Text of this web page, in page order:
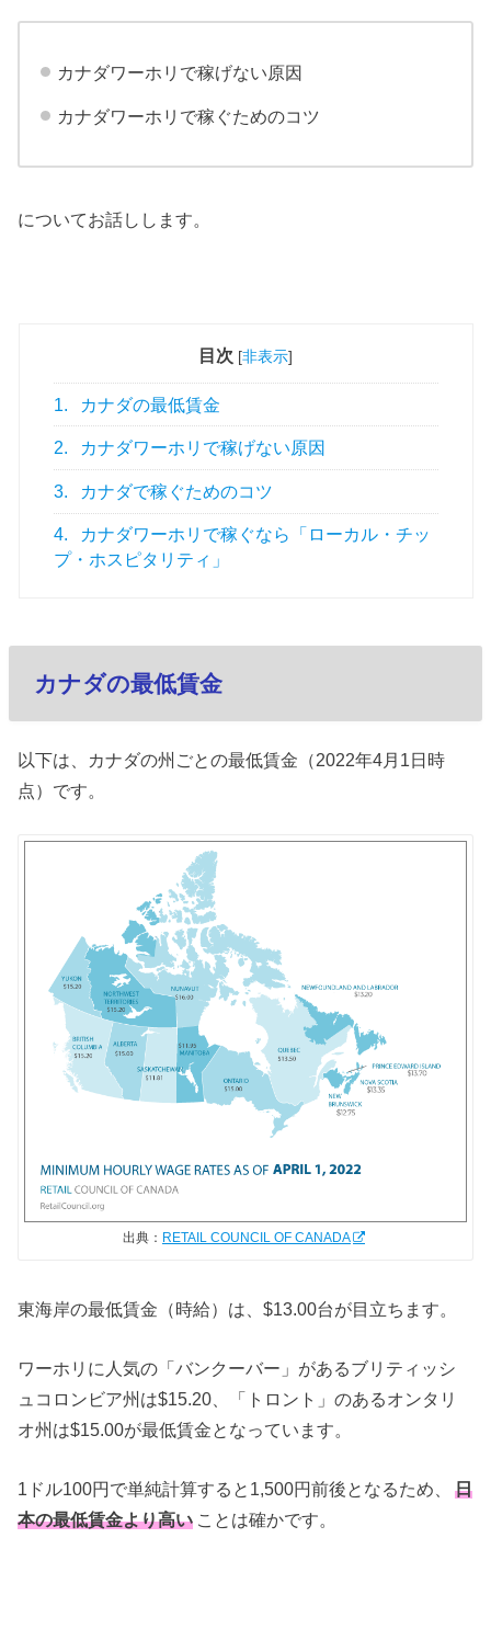
カナダワーホリで稼げない原因
カナダワーホリで稼ぐためのコツ
についてお話しします。
目次 [非表示]
1. カナダの最低賃金
2. カナダワーホリで稼げない原因
3. カナダで稼ぐためのコツ
4.
カナダワーホリで稼ぐなら「ローカル・チッ
プ・ホスピタリティ」
カナダの最低賃金
以下は、カナダの州ごとの最低賃金（2022年4月1日時
点）です。
出典： RETAIL COUNCIL OF CANADA
東海岸の最低賃金（時給）は、$13.00台が目立ちます。
ワーホリに人気の「バンクーバー」があるブリティッシ
ュコロンビア州は$15.20、「トロント」のあるオンタリ
オ州は$15.00が最低賃金となっています。
1ドル100円で単純計算すると1,500円前後となるため、
日
本の最低賃金より高い ことは確かです。